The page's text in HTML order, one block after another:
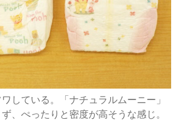
している。「ナチュラルムーニー」
、ぺったりと密度が高そうな感じ。